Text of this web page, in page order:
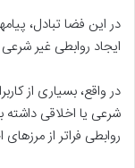
در این فضا تبادل،
ایجاد روابطی غیر
در واقع، بسیاری از
شرعی یا اخلاقی داشته
روابطی فراتر از